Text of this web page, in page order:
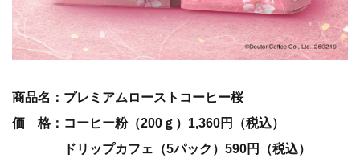
商品名：プレミアムローストコーヒー桜
価 格：コーヒー粉（200ｇ）1,360円（税込）
ドリップカフェ（5パック）590円（税込）